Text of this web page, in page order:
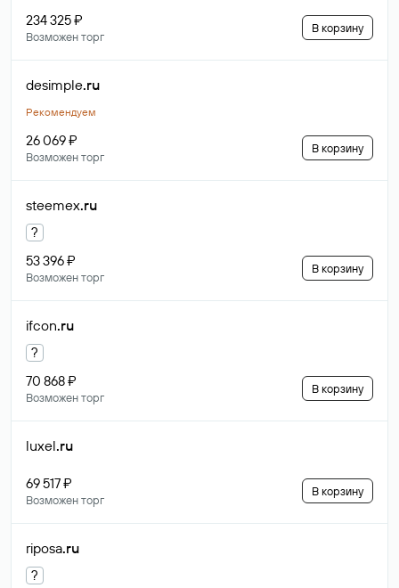
234 325 ₽
Возможен торг
В корзину
desimple.ru
Рекомендуем
26 069 ₽
Возможен торг
В корзину
steemex.ru
?
53 396 ₽
Возможен торг
В корзину
ifcon.ru
?
70 868 ₽
Возможен торг
В корзину
luxel.ru
69 517 ₽
Возможен торг
В корзину
riposa.ru
?